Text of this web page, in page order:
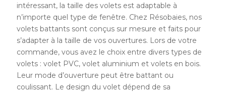
intéressant, la taille des volets est adaptable à
n’importe quel type de fenêtre. Chez Résobaies, nos
volets battants sont conçus sur mesure et faits pour
s’adapter à la taille de vos ouvertures. Lors de votre
commande, vous avez le choix entre divers types de
volets : volet PVC, volet aluminium et volets en bois.
Leur mode d’ouverture peut être battant ou
coulissant. Le design du volet dépend de sa